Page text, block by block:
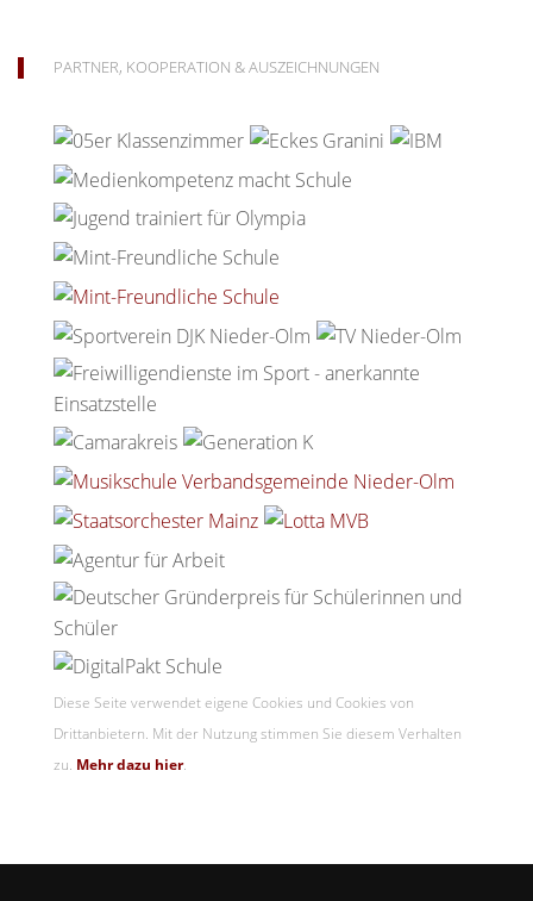
PARTNER, KOOPERATION & AUSZEICHNUNGEN
Diese Seite verwendet eigene Cookies und Cookies von
Drittanbietern. Mit der Nutzung stimmen Sie diesem Verhalten
zu. Mehr dazu hier.